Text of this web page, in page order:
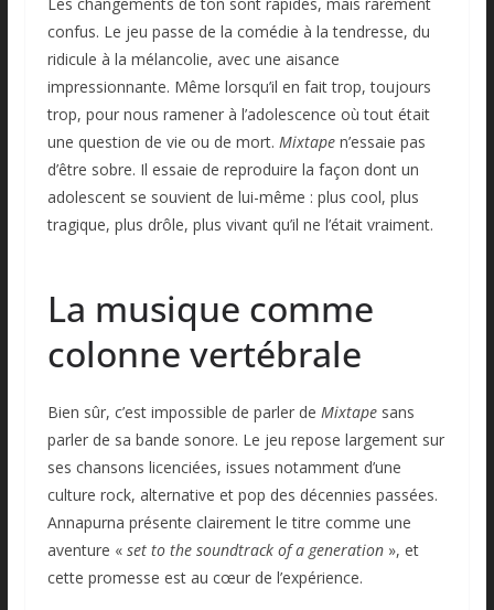
confus. Le jeu passe de la comédie à la tendresse, du
ridicule à la mélancolie, avec une aisance
impressionnante. Même lorsqu’il en fait trop, toujours
trop, pour nous ramener à l’adolescence où tout était
une question de vie ou de mort. Mixtapen’essaie pas
d’être sobre. Il essaie de reproduire la façon dont un
adolescent se souvient de lui-même : plus cool, plus
tragique, plus drôle, plus vivant qu’il ne l’était vraiment.
La musique comme
colonne vertébrale
Bien sûr, c’est impossible de parler de Mixtapesans
parler de sa bande sonore. Le jeu repose largement sur
ses chansons licenciées, issues notamment d’une
culture rock, alternative et pop des décennies passées.
Annapurna présente clairement le titre comme une
aventure « set to the soundtrack of a generation», et
cette promesse est au cœur de l’expérience.